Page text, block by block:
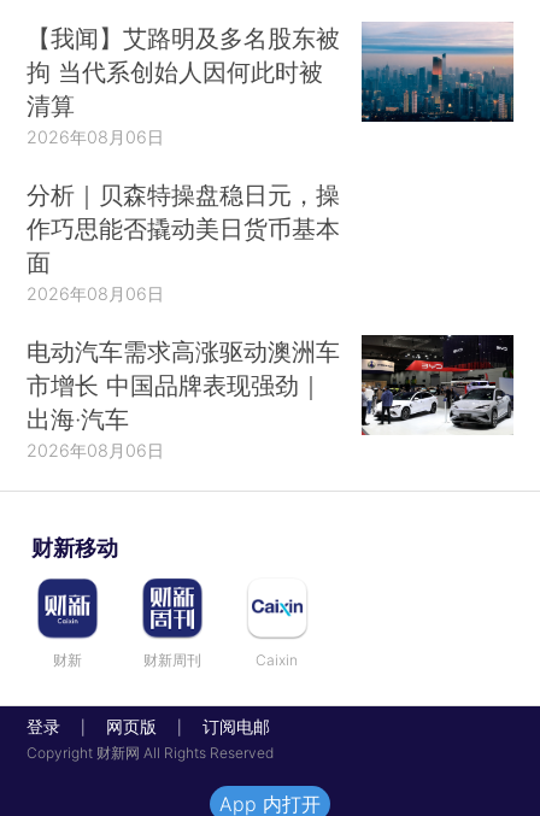
【我闻】艾路明及多名股东被
拘 当代系创始人因何此时被
清算
2026年08月06日
分析｜贝森特操盘稳日元，操
作巧思能否撬动美日货币基本
面
2026年08月06日
电动汽车需求高涨驱动澳洲车
市增长 中国品牌表现强劲｜
出海·汽车
2026年08月06日
财新移动
财新 财新周刊 Caixin
登录 网页版 订阅电邮
Copyright 财新网 All Rights Reserved
App 内打开